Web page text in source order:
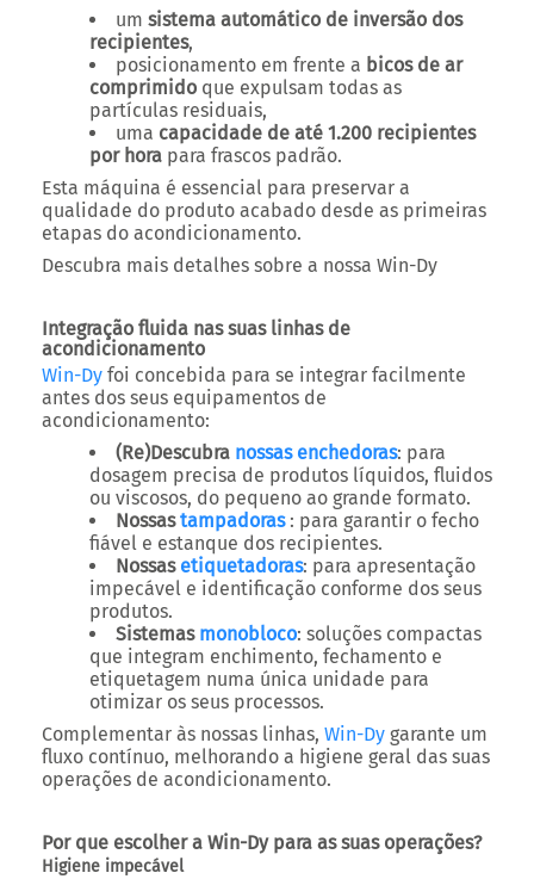
um sistema automático de inversão dos
recipientes,
posicionamento em frente a bicos de ar
comprimido que expulsam todas as
partículas residuais,
uma capacidade de até 1.200 recipientes
por hora para frascos padrão.
Esta máquina é essencial para preservar a
qualidade do produto acabado desde as primeiras
etapas do acondicionamento.
Descubra mais detalhes sobre a nossa Win-Dy
Integração fluida nas suas linhas de
acondicionamento
Win-Dy foi concebida para se integrar facilmente
antes dos seus equipamentos de
acondicionamento:
(Re)Descubra nossas enchedoras: para
dosagem precisa de produtos líquidos, fluidos
ou viscosos, do pequeno ao grande formato.
Nossastampadoras : para garantir o fecho
fiável e estanque dos recipientes.
Nossas etiquetadoras: para apresentação
impecável e identificação conforme dos seus
produtos.
Sistemas monobloco: soluções compactas
que integram enchimento, fechamento e
etiquetagem numa única unidade para
otimizar os seus processos.
Complementar às nossas linhas, Win-Dy garante um
fluxo contínuo, melhorando a higiene geral das suas
operações de acondicionamento.
Por que escolher a Win-Dy para as suas operações?
Higiene impecável